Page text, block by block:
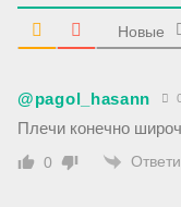
Новые
@pagol_hasann
Плечи конечно
0